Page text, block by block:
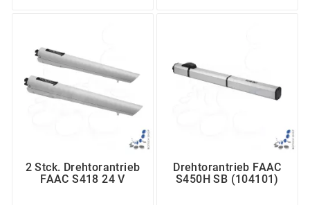
Lösung. Firma FAAC garantiert einen fachlichen
Kundendienst, Antriebe zu günstigen Preisen sowie
die Ersatzteile und das Service. Mit jedem Produkt
bekommen Sie ein deutschsprachige Anleitung sowie
Ein Bespielset mit den Torantrieben FAAC enthält:
Fotozellen, Handsender und Empfänger, die mit der
Frequenz 868,35 MHz betrieben werden. Zur
2 Stck. Drehtorantrieb
FAAC S418 24 V
Drehtorantrieb FAAC
S450H SB (104101)